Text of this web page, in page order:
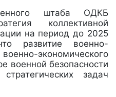
штаба ОДКБ
коллективной
на период до 2025
развитие военно-
экономического
военной безопасности
задач